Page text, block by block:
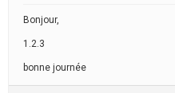
Bonjour,
1.2.3
bonne journée